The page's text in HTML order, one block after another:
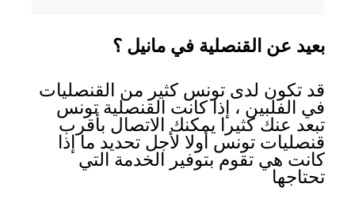
بعيد عن القنصلية في مانيل ؟
قد تكون لدى تونس كثير من القنصليات
في الفلبين ، إذا كانت القنصلية تونس
تبعد عنك كثيرا يمكنك الاتصال بأقرب
قنصليات تونس أولا لأجل تحديد ما إذا
كانت هي تقوم بتوفير الخدمة التي
تحتاجها